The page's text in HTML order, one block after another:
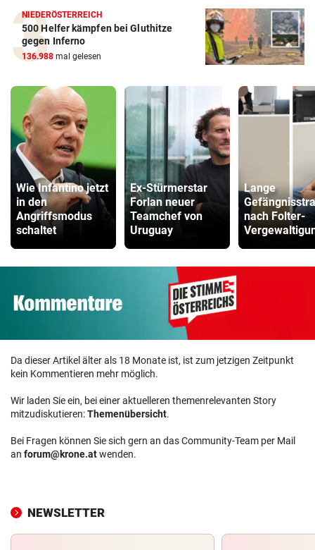
NIEDERÖSTERREICH
500 Helfer kämpfen bei Gluthitze
gegen Inferno
136.988 mal gelesen
Wie Infantino jetzt
in den
Angriffsmodus
schaltet
Ex-Stürmerstar
Forlan neuer
Teamchef von
Uruguay
Lange
nach Folter-
Da dieser Artikel älter als 18 Monate ist, ist zum jetzigen Zeitpunkt
kein Kommentieren mehr möglich.
Wir laden Sie ein, bei einer aktuelleren themenrelevanten Story
mitzudiskutieren:Themenübersicht.
Bei Fragen können Sie sich gern an das Community-Team per Mail
an forum@krone.atwenden.
NEWSLETTER